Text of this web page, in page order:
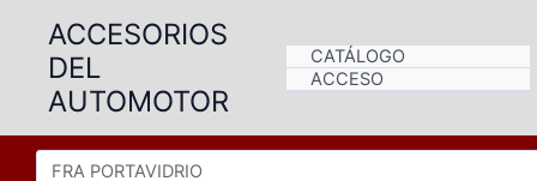
contenido
ACCESORIOS
DEL
AUTOMOTOR
CATÁLOGO
ACCESO